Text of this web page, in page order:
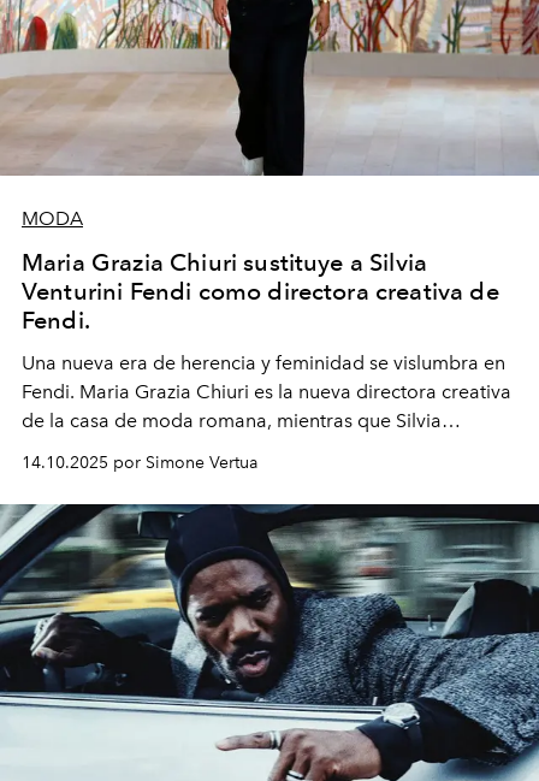
MODA
Maria Grazia Chiuri sustituye a Silvia
Venturini Fendi como directora creativa de
Fendi.
Una nueva era de herencia y feminidad se vislumbra en
Fendi. Maria Grazia Chiuri es la nueva directora creativa
de la casa de moda romana, mientras que Silvia
14.10.2025 por Simone Vertua